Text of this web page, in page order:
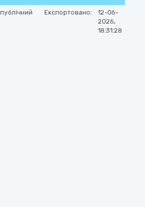
публічний Експортовано:
12-06-
2026,
18:31:28